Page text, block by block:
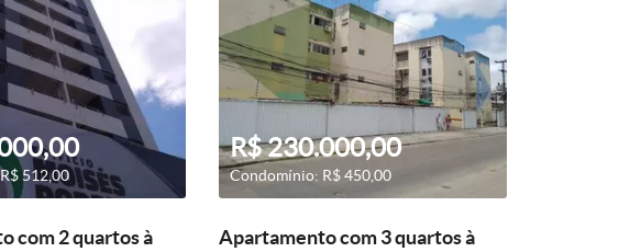
512,00
com 2 quartos à
R$ 230.000,00
Condomínio: R$ 450,00
Apartamento com 3 quartos à